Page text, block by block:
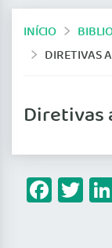
INÍCIO
DIRETIVAS
Diretivas